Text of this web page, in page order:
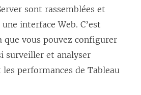
sont rassemblées et
interface Web. C’est
que vous pouvez configurer
surveiller et analyser
performances de Tableau